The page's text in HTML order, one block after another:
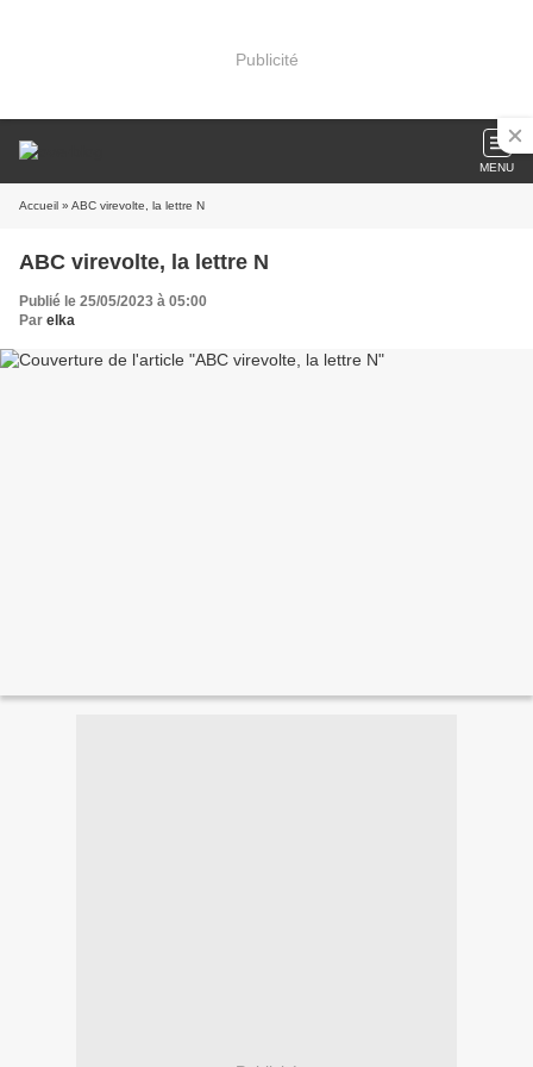
Publicité
MENU
Accueil » ABC virevolte, la lettre N
ABC virevolte, la lettre N
Publié le 25/05/2023 à 05:00
Par elka